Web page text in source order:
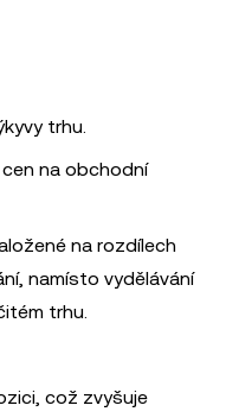
trhu.
na obchodní
na rozdílech
namísto vydělávání
trhu.
což zvyšuje